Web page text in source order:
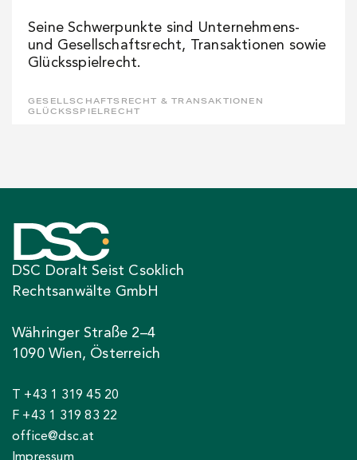
Seine Schwerpunkte sind Unternehmens-
und Gesellschaftsrecht, Transaktionen sowie
Glücksspielrecht.
GESELLSCHAFTSRECHT & TRANSAKTIONEN
GLÜCKSSPIELRECHT
DSC Doralt Seist Csoklich
Rechtsanwälte GmbH
Währinger Straße 2–4
1090 Wien, Österreich
T +43 1 319 45 20
F +43 1 319 83 22
office@dsc.at
Impressum